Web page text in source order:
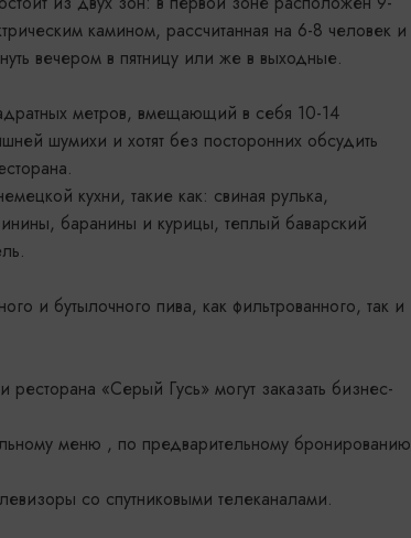
камином, рассчитанная на 6-8 человек и
вечером в пятницу или же в выходные.
метров, вмещающий в себя 10-14
шумихи и хотят без посторонних обсудить
кухни, такие как: свиная рулька,
баранины и курицы, теплый баварский
и бутылочного пива, как фильтрованного, так и
«Серый Гусь» могут заказать бизнес-
меню , по предварительному бронированию
со спутниковыми телеканалами.